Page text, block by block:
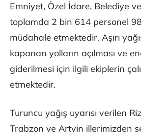
Emniyet, Özel İdare, Belediye
toplamda 2 bin 614 personel
müdahale etmektedir. Aşırı
kapanan yolların açılması ve
giderilmesi için ilgili ekiplerin
etmektedir.
Turuncu yağış uyarısı verilen
Trabzon ve Artvin illerimizden